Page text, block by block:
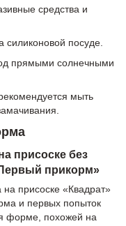
средства и
силиконовой посуде.
прямыми солнечными
мыть
присоске без
прикорм»
на присоске «Квадрат»
и первых попыток
форме, похожей на